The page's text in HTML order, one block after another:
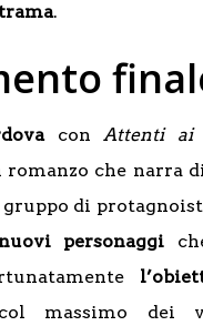
.
conAttenti ai
romanzo che narra
gruppo di
personaggi
massimo dei